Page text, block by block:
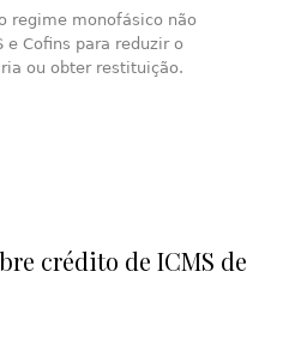
regime monofásico não
e Cofins para reduzir o
ou obter restituição.
crédito de ICMS de